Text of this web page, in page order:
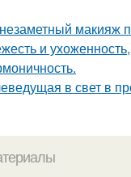
макияж
и
в свет в